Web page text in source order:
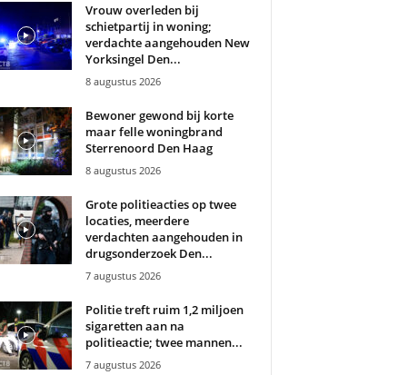
Vrouw overleden bij
schietpartij in woning;
verdachte aangehouden New
Yorksingel Den...
8 augustus 2026
Bewoner gewond bij korte
maar felle woningbrand
Sterrenoord Den Haag
8 augustus 2026
Grote politieacties op twee
locaties, meerdere
verdachten aangehouden in
drugsonderzoek Den...
7 augustus 2026
Politie treft ruim 1,2 miljoen
sigaretten aan na
politieactie; twee mannen...
7 augustus 2026